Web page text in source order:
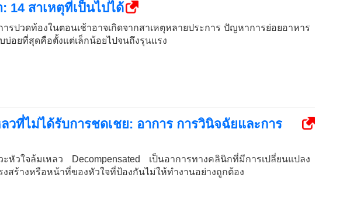
14 สาเหตุที่เป็นไปได้
ารปวดท้องในตอนเช้าอาจเกิดจากสาเหตุหลายประการ ปัญหาการย่อยอาหาร
บ่อยที่สุดคือตั้งแต่เล็กน้อยไปจนถึงรุนแรง
วที่ไม่ได้รับการชดเชย: อาการ การวินิจฉัยและการ
ะหัวใจล้มเหลว Decompensated เป็นอาการทางคลินิกที่มีการเปลี่ยนแปลง
งสร้างหรือหน้าที่ของหัวใจที่ป้องกันไม่ให้ทำงานอย่างถูกต้อง